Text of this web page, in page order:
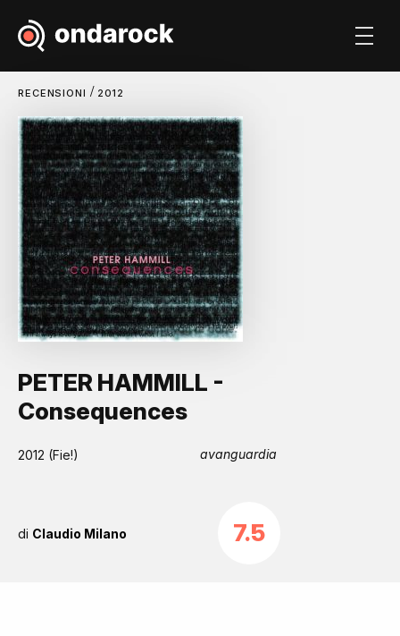
RECENSIONI / 2012
PETER HAMMILL -
Consequences
2012 (Fie!) avanguardia
di Claudio Milano 7.5